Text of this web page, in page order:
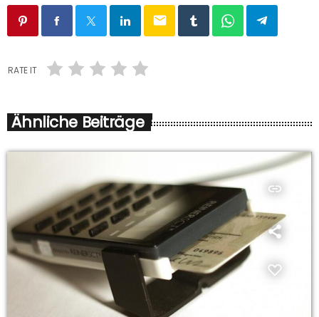
email
RATE IT
Ähnliche Beiträge
insert_link